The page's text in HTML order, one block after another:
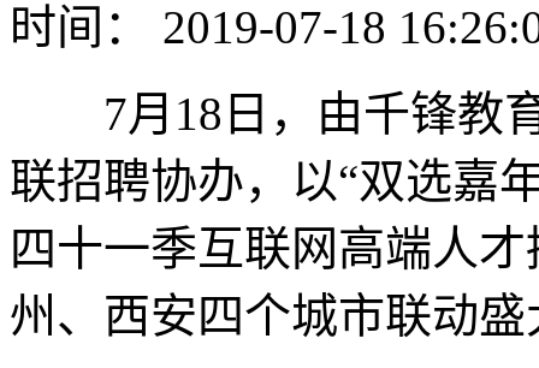
时间： 2019-07-18
7月18日，由千锋教育
联招聘协办，以“双选嘉
四十一季互联网高端人
州、西安四个城市联动